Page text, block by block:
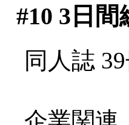
#10 3日間
同人誌 39